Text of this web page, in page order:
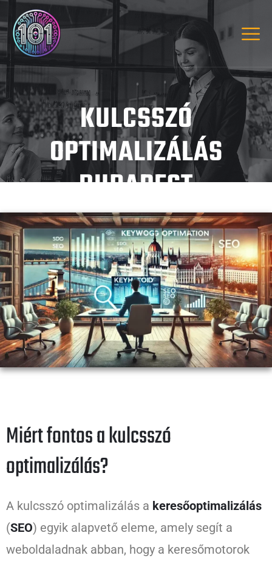
KULCSSZÓ
OPTIMALIZÁLÁS
BUDAPEST
Miért fontos a kulcsszó
optimalizálás?
A kulcsszó optimalizálás a keresőoptimalizálás
(SEO) egyik alapvető eleme, amely segít a
weboldaladnak abban, hogy a keresőmotorok